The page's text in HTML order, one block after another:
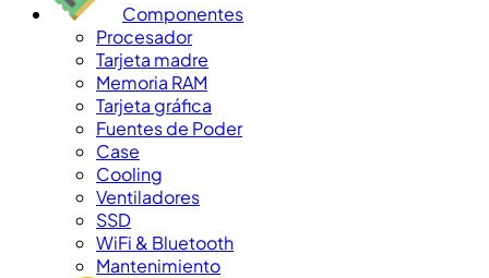
Componentes
Procesador
Tarjeta madre
Memoria RAM
Tarjeta gráfica
Fuentes de Poder
Case
Cooling
Ventiladores
SSD
WiFi & Bluetooth
Mantenimiento